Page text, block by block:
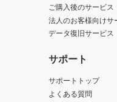
ご購入後のサービス
法人のお客様向けサ
データ復旧サービス
サポート
サポートトップ
よくある質問